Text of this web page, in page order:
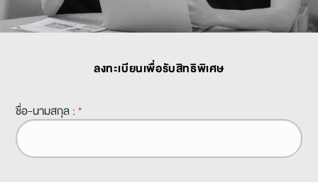
ลงทะเบียนเพื่อรับสิทธิพิเศษ
ชื่อ-นามสกุล :*